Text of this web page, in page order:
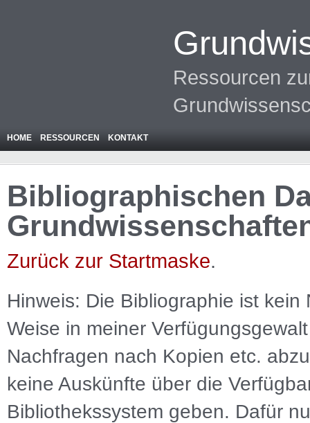
Ressourcen
HOME RESSOURCEN KONTAKT
Bibliographischen
Zurück zur Startmaske.
Hinweis: Die Bibliographie ist kein
Weise in meiner
Nachfragen nach Kopien etc.
keine Auskünfte über die
Bibliothekssystem geben. Dafür